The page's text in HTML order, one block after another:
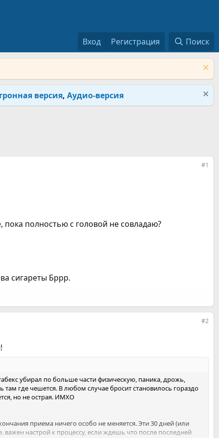
Вход Регистрация Поиск
версия, Аудио-версия
#1
полностью с головой не совладаю?
сигареты Бррр.
#2
убирал по больше части физическую, паника, дрожь,
где чешется. В любом случае бросит становилось гораздо
но не острая. ИМХО
приема ничего особо не меняется. Эти 30 дней (или
настрой к процессу, если ждешь что после последней